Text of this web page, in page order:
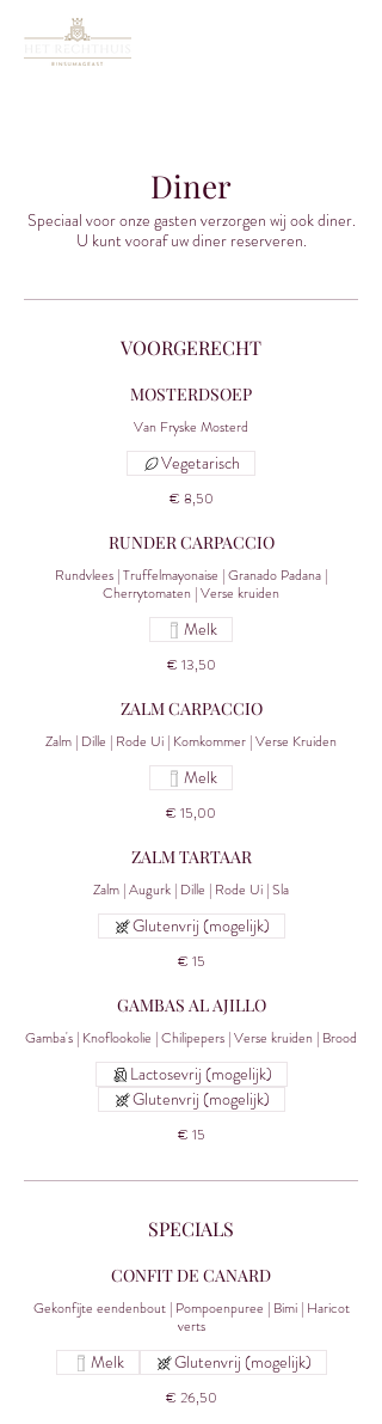
Diner
Speciaal voor onze gasten verzorgen wij ook diner.
U kunt vooraf uw diner reserveren.
VOORGERECHT
MOSTERDSOEP
Van Fryske Mosterd
€ 8,50
Vegetarisch
RUNDER CARPACCIO
Rundvlees | Truffelmayonaise | Granado Padana |
Cherrytomaten | Verse kruiden
€ 13,50
Melk
ZALM CARPACCIO
Zalm | Dille | Rode Ui | Komkommer | Verse Kruiden
€ 15,00
Melk
ZALM TARTAAR
Zalm | Augurk | Dille | Rode Ui | Sla
€ 15
Glutenvrij (mogelijk)
GAMBAS AL AJILLO
Gamba's | Knoflookolie | Chilipepers | Verse kruiden | Brood
€ 15
Lactosevrij (mogelijk)
Glutenvrij (mogelijk)
SPECIALS
CONFIT DE CANARD
Gekonfijte eendenbout | Pompoenpuree | Bimi | Haricot
verts
€ 26,50
Melk Glutenvrij (mogelijk)